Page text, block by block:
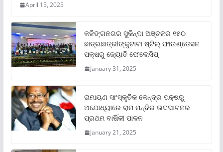
April 15, 2025
କଳିଙ୍ଗନଗର ସୁକିନ୍ଦା ଅଞ୍ଚଳର ୧୫୦
ଛାତ୍ରଛାତ୍ରୀଙ୍କୁଟାଟା ଷ୍ଟିଲ୍ ଫାଉଣ୍ଡେସନ
ପକ୍ଷରୁ ଜ୍ୟୋତି ଫେଲୋସିପ୍‌
January 31, 2025
ରାମାୟଣ ସାଂସ୍କୃତିକ କେନ୍ଦ୍ର ପକ୍ଷରୁ
ଅଯୋଧ୍ୟାରେ ରାମ ମନ୍ଦିର ଉଦଘାଟନର
ପ୍ରଥମ ବାର୍ଷିକୀ ପାଳନ
January 21, 2025